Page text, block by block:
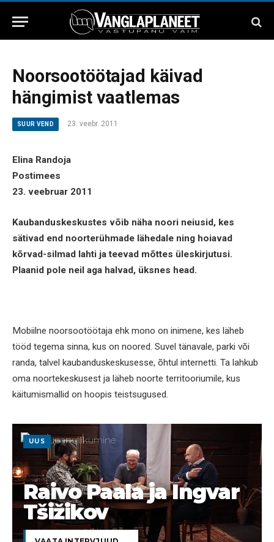
Noorsootöötajad käivad
hängimist vaatlemas
SUUR VEND 23. veebr. 2011
Elina Randoja
Postimees
23. veebruar 2011
Kaubanduskeskustes võib näha noori neiusid, kes
sätivad end noorterühmade lähedale ning hoiavad
kõrvad-silmad lahti ja teevad mõttes üleskirjutusi.
Plaanid pole neil aga halvad, üksnes head.
Mobiilne noorsootöötaja ehk mono on inimene, kes läheb
tööd tegema sinna, kus on noored. Suvel tänavale, parki või
randa, talvel kaubanduskeskusesse, õhtul internetti. Ta lahkub
oma noortekeskusest ja läheb noorte territooriumile, kus
käitumismallid on hoopis teistsugused.
UUS
Raivo Paala ja Ingvar
Tšižikov